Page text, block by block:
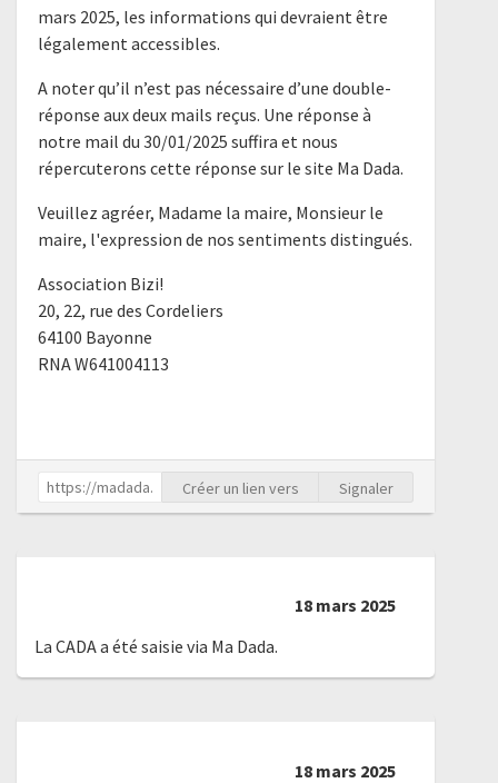
mars 2025, les informations qui devraient être
légalement accessibles.
A noter qu’il n’est pas nécessaire d’une double-
réponse aux deux mails reçus. Une réponse à
notre mail du 30/01/2025 suffira et nous
répercuterons cette réponse sur le site Ma Dada.
Veuillez agréer, Madame la maire, Monsieur le
maire, l'expression de nos sentiments distingués.
Association Bizi!
20, 22, rue des Cordeliers
64100 Bayonne
RNA W641004113
Créer un lien vers Signaler
18 mars 2025
La CADA a été saisie via Ma Dada.
18 mars 2025